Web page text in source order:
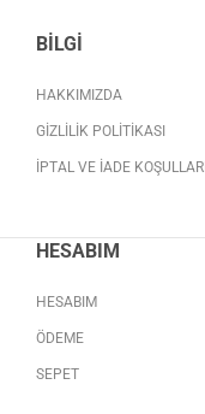
BILGI
HAKKIMIZDA
GIZLILIK POLITIKASI
İPTAL VE İADE KOŞULLARI
HESABIM
HESABIM
ÖDEME
SEPET